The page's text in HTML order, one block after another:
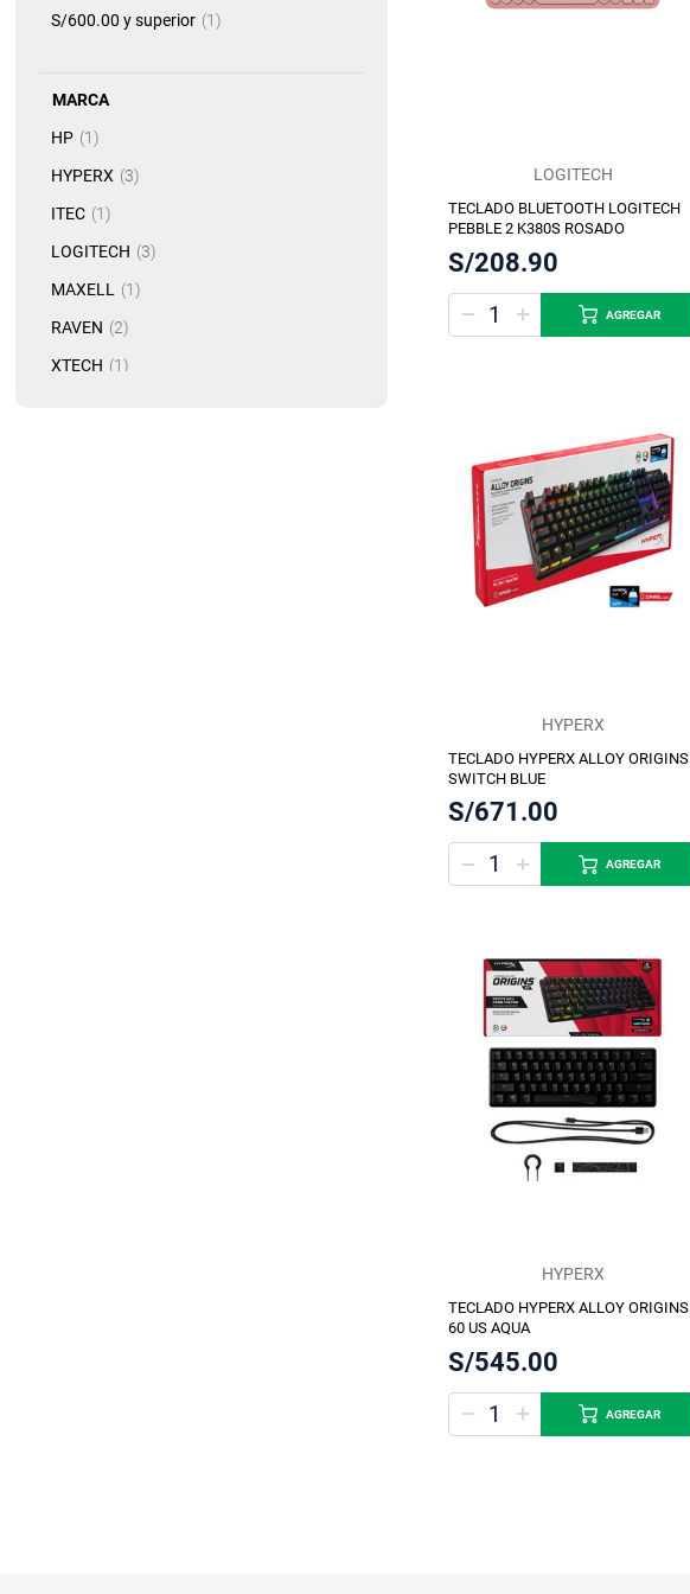
LOGITECH
TECLADO BLUETOOTH LOGITECH
PEBBLE 2 K380S ROSADO
S/208.90
AGREGAR
HYPERX
TECLADO HYPERX ALLOY ORIGINS
SWITCH BLUE
S/671.00
AGREGAR
HYPERX
TECLADO HYPERX ALLOY ORIGINS
60 US AQUA
S/545.00
AGREGAR
S/600.00 y superior 1artículo
MARCA
HP
1artículo
HYPERX 3artículo
ITEC 1artículo
LOGITECH 3artículo
MAXELL 1artículo
RAVEN 2artículo
XTECH 1artículo